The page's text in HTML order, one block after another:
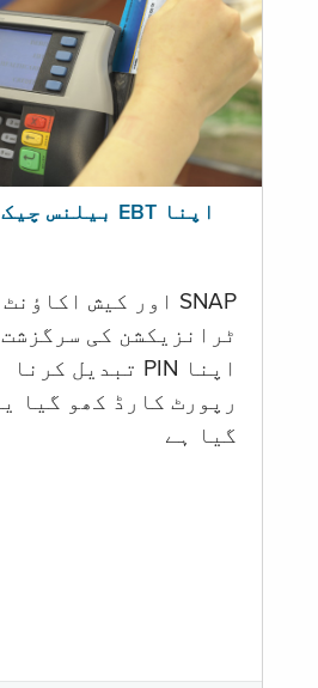
اپنا EBT بیلنس چیک کریں
SNAP اور کیش اکاؤنٹ
ٹرانزیکشن کی سرگزشت
اپنا PIN تبدیل کرنا
رپورٹ کارڈ کھو گیا
گيا ہے